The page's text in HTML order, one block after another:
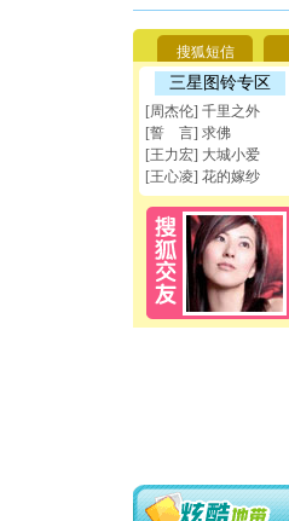
搜狐短信
三星图铃专区
[周杰伦] 千里之外
[誓 言] 求佛
[王力宏] 大城小爱
[王心凌] 花的嫁纱